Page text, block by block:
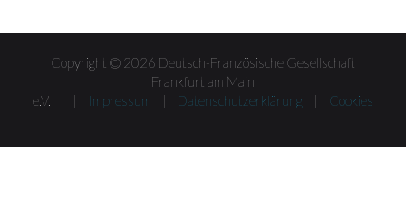
Copyright © 2026 Deutsch-Französische Gesellschaft
Frankfurt am Main
e.V. |
Impressum | Datenschutzerklärung | Cookies